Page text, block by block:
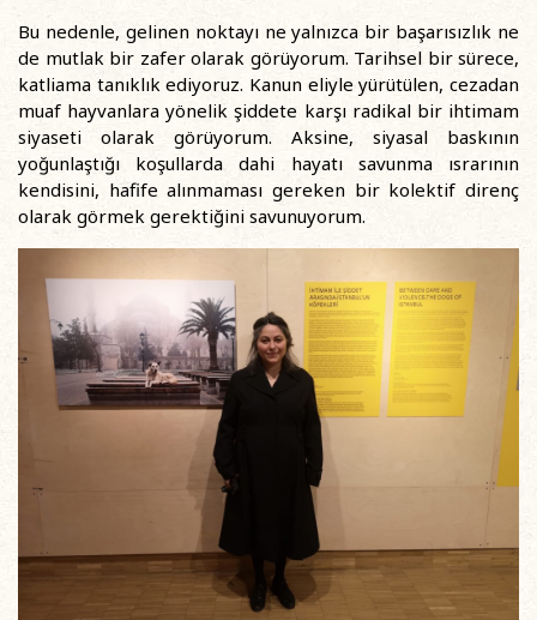
Bu nedenle, gelinen noktayı ne yalnızca bir başarısızlık ne
de mutlak bir zafer olarak görüyorum. Tarihsel bir sürece,
katliama tanıklık ediyoruz. Kanun eliyle yürütülen, cezadan
muaf hayvanlara yönelik şiddete karşı radikal bir ihtimam
siyaseti olarak görüyorum. Aksine, siyasal baskının
yoğunlaştığı koşullarda dahi hayatı savunma ısrarının
kendisini, hafife alınmaması gereken bir kolektif direnç
olarak görmek gerektiğini savunuyorum.